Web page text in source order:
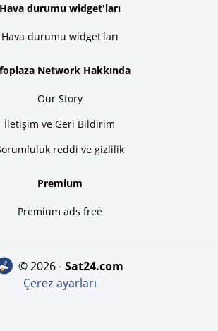
Hava durumu widget'ları
Hava durumu widget'ları
Network Hakkında
Our Story
İletişim ve Geri Bildirim
reddi ve gizlilik
Premium
Premium ads free
© 2026 - sat24.com
Çerez ayarları